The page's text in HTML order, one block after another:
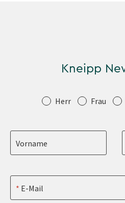
Kneipp
Anrede Herr Frau
Vorname
E-Mail